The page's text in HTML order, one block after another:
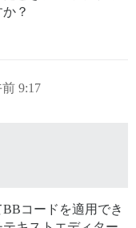
？
9:17
コードを適用でき